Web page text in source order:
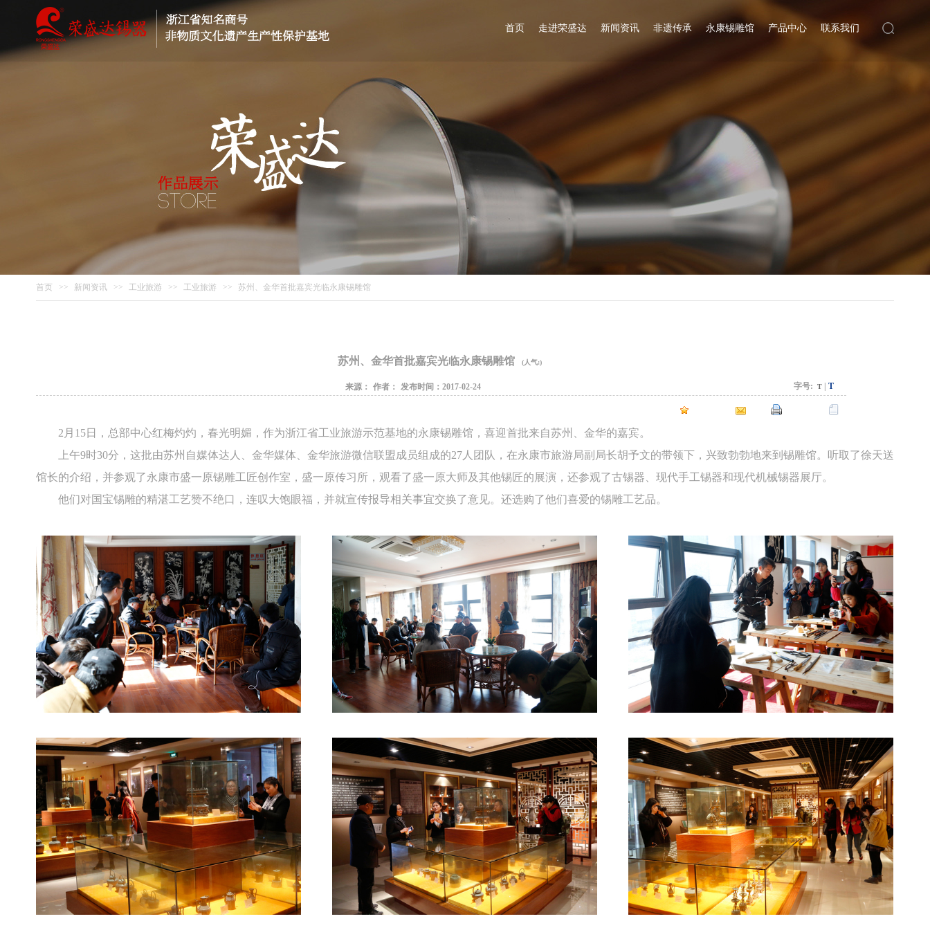
首页 走进荣盛达 新闻资讯 非遗传承 永康锡雕馆 产品中心 联系我们
首页 >> 新闻资讯 >> 工业旅游 >> 工业旅游 >> 苏州、金华首批嘉宾光临永康锡雕馆
苏州、金华首批嘉宾光临永康锡雕馆 (人气:)
来源： 作者： 发布时间：2017-02-24 字号: T T
2月15日，总部中心红梅灼灼，春光明媚，作为浙江省工业旅游示范基地的永康锡雕馆，喜迎首批来自苏州、金华的嘉宾。
上午9时30分，这批由苏州自媒体达人、金华媒体、金华旅游微信联盟成员组成的27人团队，在永康市旅游局副局长胡予文的带领下，兴致勃勃地来到锡雕馆。听取了徐天送
馆长的介绍，并参观了永康市盛一原锡雕工匠创作室，盛一原传习所，观看了盛一原大师及其他锡匠的展演，还参观了古锡器、现代手工锡器和现代机械锡器展厅。
他们对国宝锡雕的精湛工艺赞不绝口，连叹大饱眼福，并就宣传报导相关事宜交换了意见。还选购了他们喜爱的锡雕工艺品。